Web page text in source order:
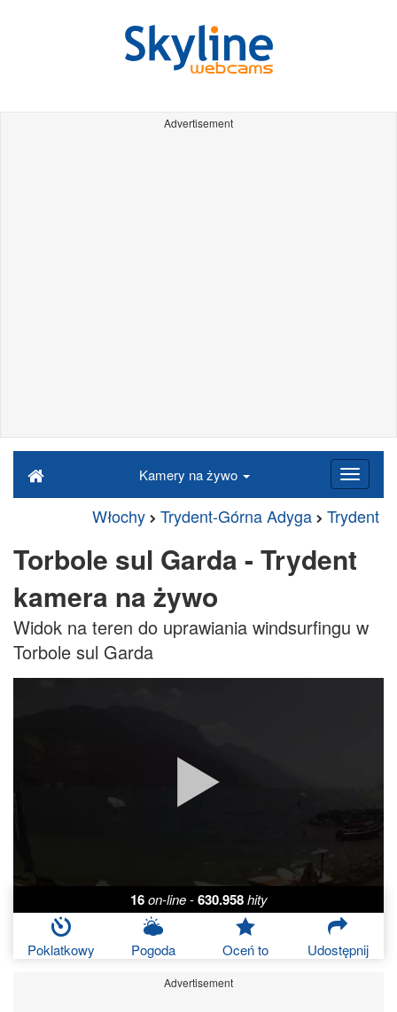
Advertisement
Kamery na żywo
Włochy Trydent-Górna Adyga Trydent
Torbole sul Garda - Trydent
kamera na żywo
Widok na teren do uprawiania windsurfingu w
Torbole sul Garda
16 on-line - 630.958 hity
Poklatkowy Pogoda Oceń to Udostępnij
Advertisement